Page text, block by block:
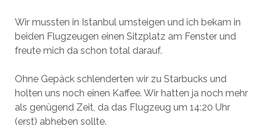
Wir mussten in Istanbul umsteigen und ich bekam in
beiden Flugzeugen einen Sitzplatz am Fenster und
freute mich da schon total darauf.
Ohne Gepäck schlenderten wir zu Starbucks und
holten uns noch einen Kaffee. Wir hatten ja noch mehr
als genügend Zeit, da das Flugzeug um 14:20 Uhr
(erst) abheben sollte.